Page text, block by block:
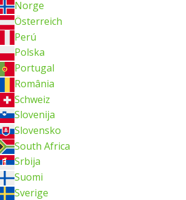
Norge
Österreich
Perú
Polska
Portugal
România
Schweiz
Slovenija
Slovensko
South Africa
Srbija
Suomi
Sverige